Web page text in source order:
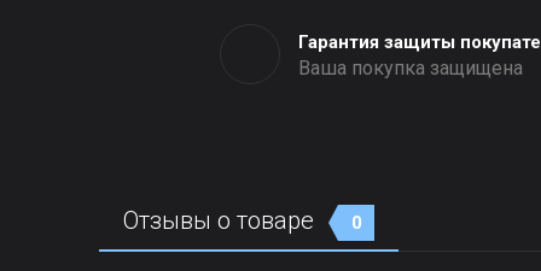
Гарантия защиты
Ваша покупка защищена
Отзывы о товаре 0